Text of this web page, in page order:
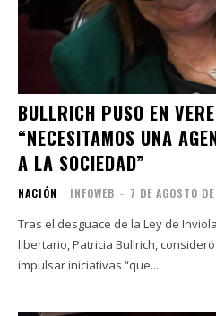
BULLRICH PUSO EN
“NECESITAMOS UNA
A LA SOCIEDAD”
NACIÓN INFOWEB - 7 DE AGOSTO
Tras el desguace de la Ley de
libertario, Patricia Bullrich,
impulsar iniciativas “que...